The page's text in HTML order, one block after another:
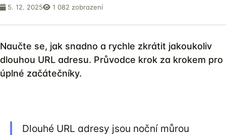
5. 12. 2025 1 082 zobrazení
Naučte se, jak snadno a rychle zkrátit jakoukoliv
dlouhou URL adresu. Průvodce krok za krokem pro
úplné začátečníky.
Dlouhé URL adresy jsou noční můrou